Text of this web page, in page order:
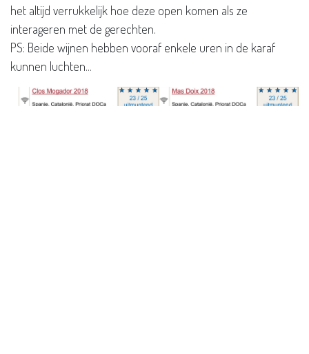
het altijd verrukkelijk hoe deze open komen als ze
interageren met de gerechten.
PS: Beide wijnen hebben vooraf enkele uren in de karaf
kunnen luchten...